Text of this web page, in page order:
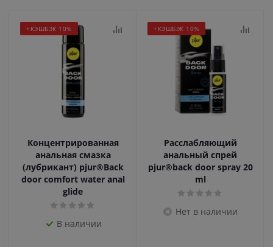
+КЭШБЭК 10%
Концентрированная
анальная смазка
(лубрикант) pjur®Back
door comfort water anal
glide
В наличии
+КЭШБЭК 10%
Расслабляющий
анальный спрей
pjur®back door spray 20
ml
Нет в наличии